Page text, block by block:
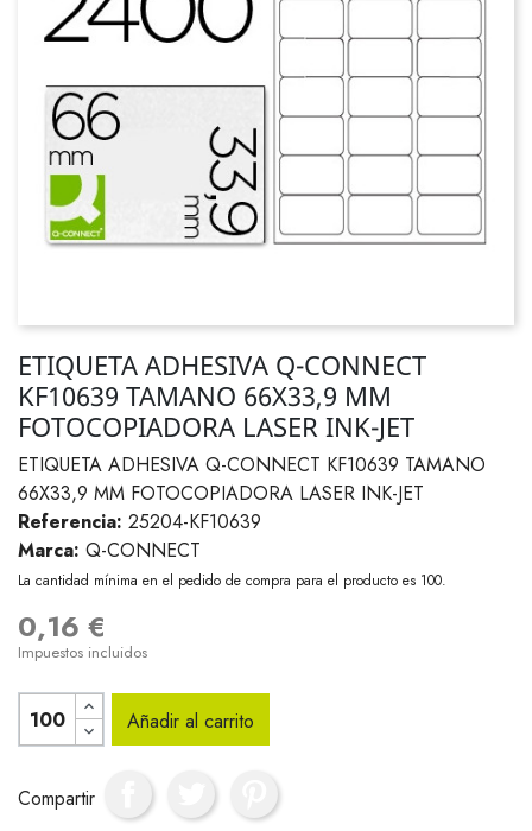
ETIQUETA ADHESIVA Q-CONNECT
KF10639 TAMANO 66X33,9 MM
FOTOCOPIADORA LASER INK-JET
ETIQUETA ADHESIVA Q-CONNECT KF10639 TAMANO
66X33,9 MM FOTOCOPIADORA LASER INK-JET
Referencia: 25204-KF10639
Marca: Q-CONNECT
La cantidad mínima en el pedido de compra para el producto es 100.
0,16 €
Impuestos incluidos
Añadir al carrito
Compartir